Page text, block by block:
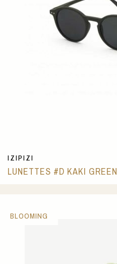
IZIPIZI
LUNETTES #D KAKI GREEN
BLOOMING